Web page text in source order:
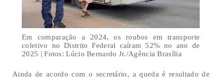
Em comparação a 2024, os roubos em transporte
coletivo no Distrito Federal caíram 52% no ano de
2025 | Fotos: Lúcio Bernardo Jr./Agência Brasília
Ainda de acordo com o secretário, a queda é resultado de